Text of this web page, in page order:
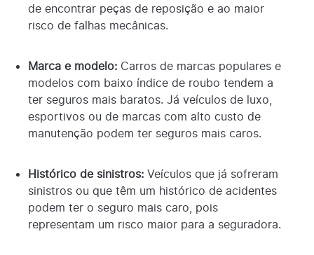
de encontrar peças de reposição e ao maior
risco de falhas mecânicas.
Marca e modelo: Carros de marcas populares e
modelos com baixo índice de roubo tendem a
ter seguros mais baratos. Já veículos de luxo,
esportivos ou de marcas com alto custo de
manutenção podem ter seguros mais caros.
Histórico de sinistros: Veículos que já sofreram
sinistros ou que têm um histórico de acidentes
podem ter o seguro mais caro, pois
representam um risco maior para a seguradora.